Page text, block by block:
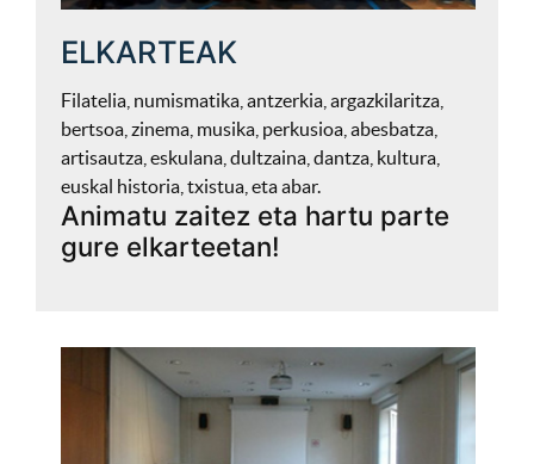
ELKARTEAK
Filatelia, numismatika, antzerkia, argazkilaritza,
bertsoa, zinema, musika, perkusioa, abesbatza,
artisautza, eskulana, dultzaina, dantza, kultura,
euskal historia, txistua, eta abar.
Animatu zaitez eta hartu parte
gure elkarteetan!